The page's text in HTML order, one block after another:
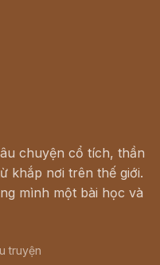
chuyện cổ tích, thần
khắp nơi trên thế giới.
mình một bài học và
truyện